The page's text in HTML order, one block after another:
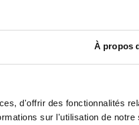
À propos
d'offrir des fonctionnalités
sur l'utilisation de notre